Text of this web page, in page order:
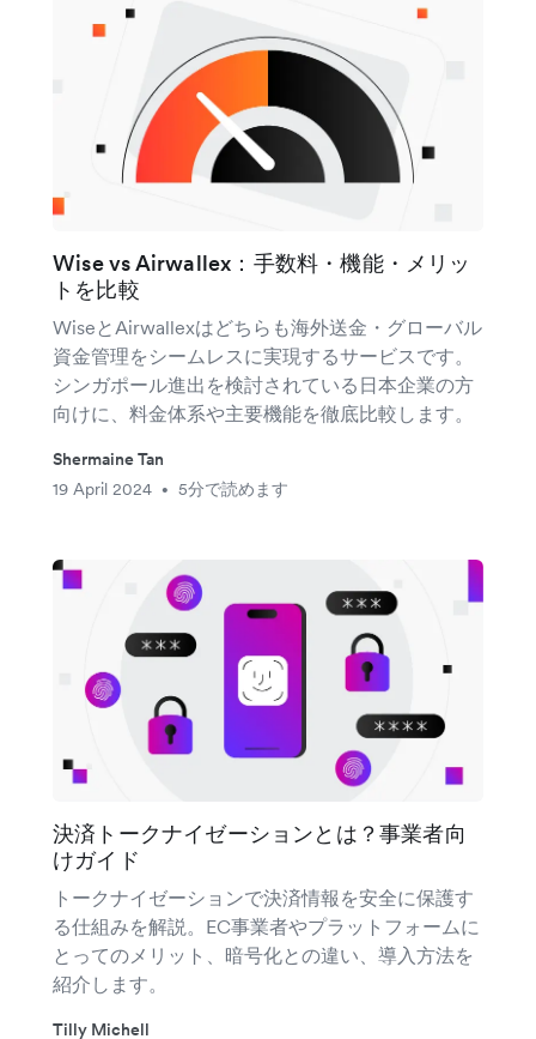
Wise vs Airwallex：手数料・機能・メリッ
トを比較
WiseとAirwallexはどちらも海外送金・グローバル
資金管理をシームレスに実現するサービスです。
シンガポール進出を検討されている日本企業の方
向けに、料金体系や主要機能を徹底比較します。
Shermaine Tan
19 April 2024
• 5分で読めます
決済トークナイゼーションとは？事業者向
けガイド
トークナイゼーションで決済情報を安全に保護す
る仕組みを解説。EC事業者やプラットフォームに
とってのメリット、暗号化との違い、導入方法を
紹介します。
Tilly Michell